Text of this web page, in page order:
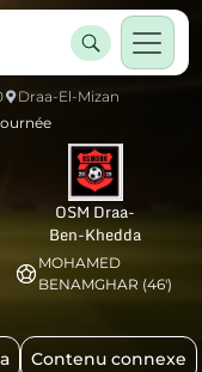
Draa-El-Mizan
OSM Draa-
Ben-Khedda
MOHAMED
BENAMGHAR (46')
Contenu connexe